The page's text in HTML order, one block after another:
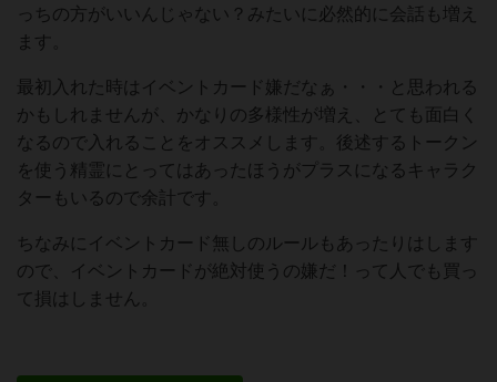
っちの方がいいんじゃない？みたいに必然的に会話も増え
ます。
最初入れた時はイベントカード嫌だなぁ・・・と思われる
かもしれませんが、かなりの多様性が増え、とても面白く
なるので入れることをオススメします。後述するトークン
を使う精霊にとってはあったほうがプラスになるキャラク
ターもいるので余計です。
ちなみにイベントカード無しのルールもあったりはします
ので、イベントカードが絶対使うの嫌だ！って人でも買っ
て損はしません。